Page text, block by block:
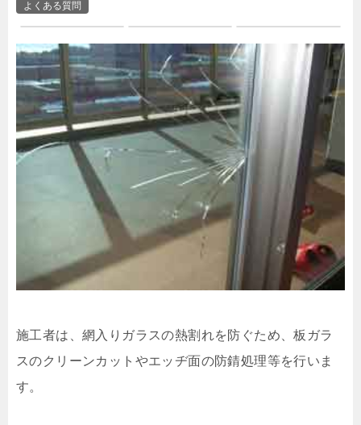
よくある質問
施工者は、網入りガラスの熱割れを防ぐため、板ガラ
スのクリーンカットやエッヂ面の防錆処理等を行いま
す。